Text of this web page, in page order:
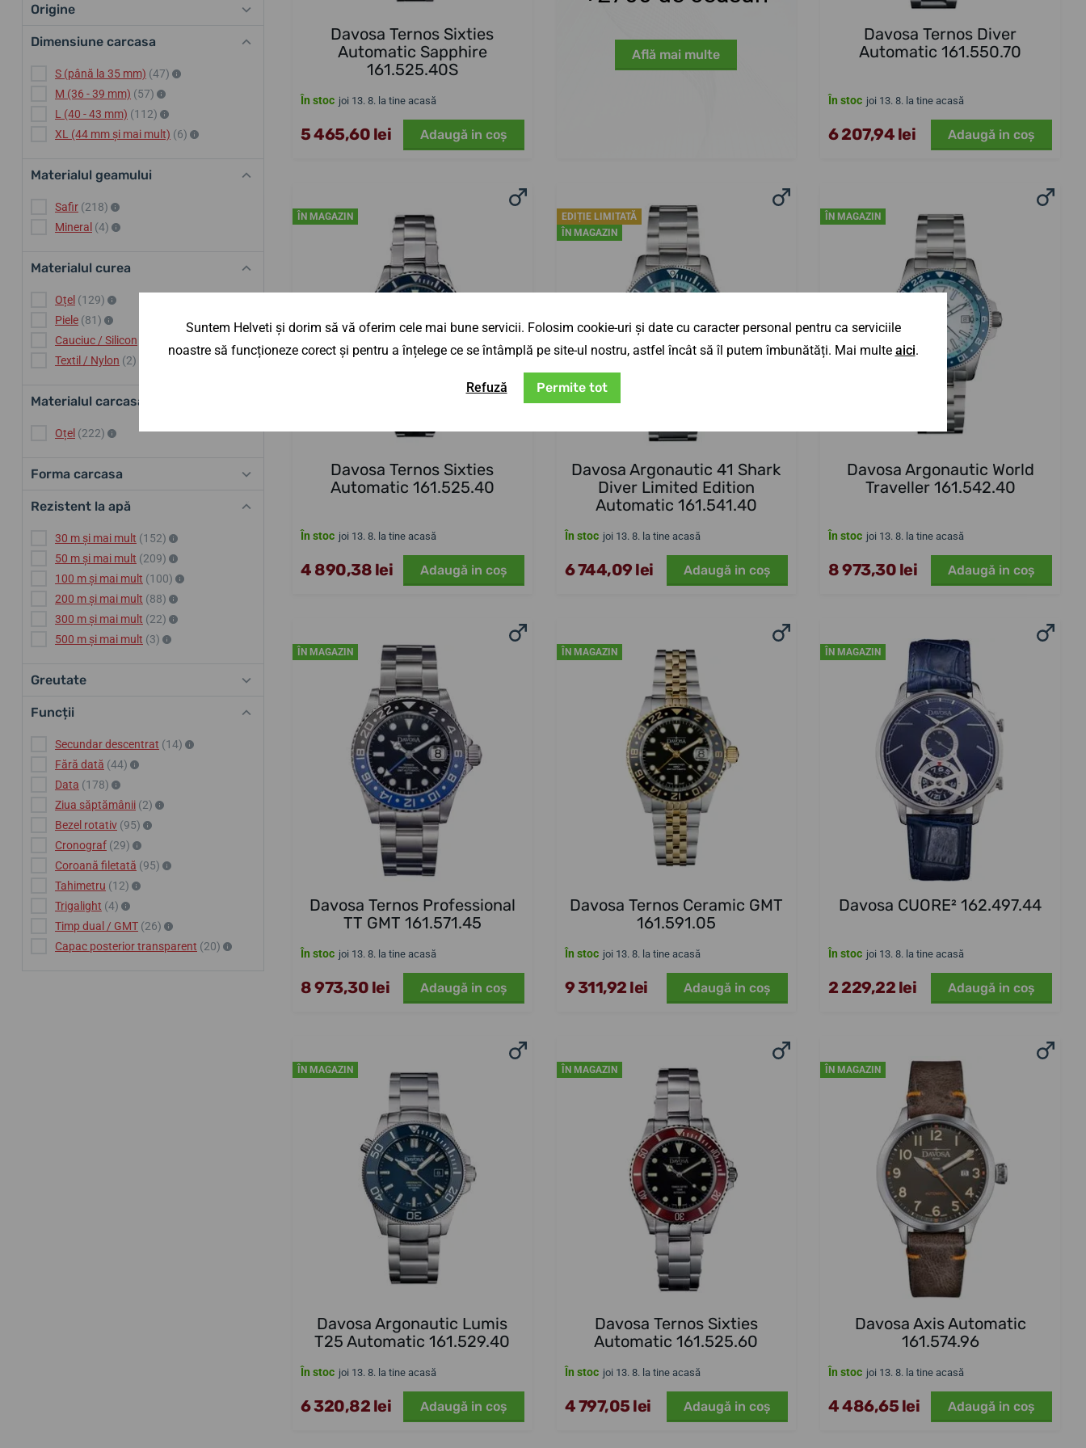
Origine
Dimensiune carcasa
S (până la 35 mm) (47)
M (36 - 39 mm) (57)
L (40 - 43 mm) (112)
XL (44 mm și mai mult) (6)
Materialul geamului
Safir (218)
Mineral (4)
Materialul curea
Oțel (129)
Piele (81)
Cauciuc / Silicon
Textil / Nylon (2)
Materialul carcasa
Oțel (222)
Forma carcasa
Rezistent la apă
30 m și mai mult (152)
50 m și mai mult (209)
100 m și mai mult (100)
200 m și mai mult (88)
300 m și mai mult (22)
500 m și mai mult (3)
Greutate
Funcții
Secundar descentrat (14)
Fără dată (44)
Data (178)
Ziua săptămânii (2)
Bezel rotativ (95)
Cronograf (29)
Coroană filetată (95)
Tahimetru (12)
Trigalight (4)
Timp dual / GMT (26)
Capac posterior transparent (20)
Davosa Ternos Sixties
Automatic Sapphire
161.525.40S
În stoc joi 13. 8. la tine acasă
5 465,60 lei Adaugă in coş
Află mai multe
Davosa Ternos Diver
Automatic 161.550.70
În stoc joi 13. 8. la tine acasă
6 207,94 lei Adaugă in coş
ÎN MAGAZIN
Davosa Ternos Sixties
Automatic 161.525.40
În stoc joi 13. 8. la tine acasă
4 890,38 lei Adaugă in coş
EDIȚIE LIMITATĂ
ÎN MAGAZIN
Davosa Argonautic 41 Shark
Diver Limited Edition
Automatic 161.541.40
În stoc joi 13. 8. la tine acasă
6 744,09 lei Adaugă in coş
ÎN MAGAZIN
Davosa Argonautic World
Traveller 161.542.40
În stoc joi 13. 8. la tine acasă
8 973,30 lei Adaugă in coş
ÎN MAGAZIN
Davosa Ternos Professional
TT GMT 161.571.45
În stoc joi 13. 8. la tine acasă
8 973,30 lei Adaugă in coş
ÎN MAGAZIN
Davosa Ternos Ceramic GMT
161.591.05
În stoc joi 13. 8. la tine acasă
9 311,92 lei Adaugă in coş
ÎN MAGAZIN
Davosa CUORE² 162.497.44
În stoc joi 13. 8. la tine acasă
2 229,22 lei Adaugă in coş
ÎN MAGAZIN
Davosa Argonautic Lumis
T25 Automatic 161.529.40
În stoc joi 13. 8. la tine acasă
6 320,82 lei Adaugă in coş
ÎN MAGAZIN
Davosa Ternos Sixties
Automatic 161.525.60
În stoc joi 13. 8. la tine acasă
4 797,05 lei Adaugă in coş
ÎN MAGAZIN
Davosa Axis Automatic
161.574.96
În stoc joi 13. 8. la tine acasă
4 486,65 lei Adaugă in coş
Suntem Helveti și dorim să vă oferim cele mai bune servicii. Folosim cookie-uri și date cu caracter personal pentru ca serviciile
noastre să funcționeze corect și pentru a înțelege ce se întâmplă pe site-ul nostru, astfel încât să îl putem îmbunătăți. Mai multe aici.
Refuză Permite tot